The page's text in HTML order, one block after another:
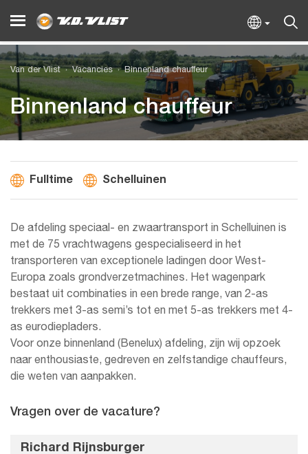
Van der Vlist Vacancies Binnenland chauffeur
Binnenland chauffeur
Fulltime Schelluinen
De afdeling speciaal- en zwaartransport in Schelluinen is
met de 75 vrachtwagens gespecialiseerd in het
transporteren van exceptionele ladingen door West-
Europa zoals grondverzetmachines. Het wagenpark
bestaat uit combinaties in een brede range, van 2-as
trekkers met 3-as semi’s tot en met 5-as trekkers met 4-
as eurodiepladers.
Voor onze binnenland (Benelux) afdeling, zijn wij opzoek
naar enthousiaste, gedreven en zelfstandige chauffeurs,
die weten van aanpakken.
Vragen over de vacature?
Richard Rijnsburger